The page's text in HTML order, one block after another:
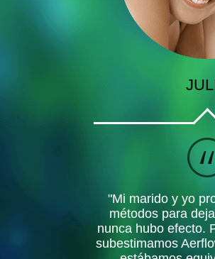
"Mi marido y yo
métodos para
nunca hubo efecto.
subestimamos